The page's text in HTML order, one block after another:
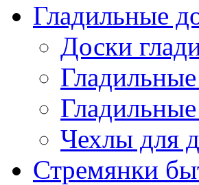
Гладильные
Доски
Чехлы для
Стремянки